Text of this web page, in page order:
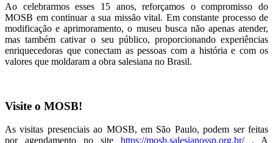
Ao celebrarmos esses 15 anos, reforçamos o compromisso do
MOSB em continuar a sua missão vital. Em constante processo de
modificação e aprimoramento, o museu busca não apenas atender,
mas também cativar o seu público, proporcionando experiências
enriquecedoras que conectam as pessoas com a história e com os
valores que moldaram a obra salesiana no Brasil.
Visite o MOSB!
As visitas presenciais ao MOSB, em São Paulo, podem ser feitas
por agendamento no site https://mosb.salesianossp.org.br/. A